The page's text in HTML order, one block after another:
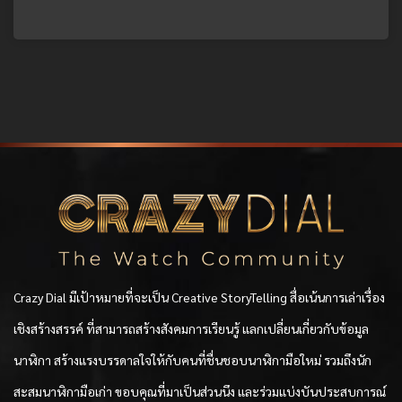
Crazy Dial มีเป้าหมายที่จะเป็น Creative StoryTelling สื่อเน้นการเล่าเรื่อง
เชิงสร้างสรรค์ ที่สามารถสร้างสังคมการเรียนรู้ แลกเปลี่ยนเกี่ยวกับข้อมูล
นาฬิกา สร้างแรงบรรดาลใจให้กับคนที่ชื่นชอบนาฬิกามือใหม่ รวมถึงนัก
สะสมนาฬิกามือเก่า ขอบคุณที่มาเป็นส่วนนึง และร่วมแบ่งบันประสบการณ์